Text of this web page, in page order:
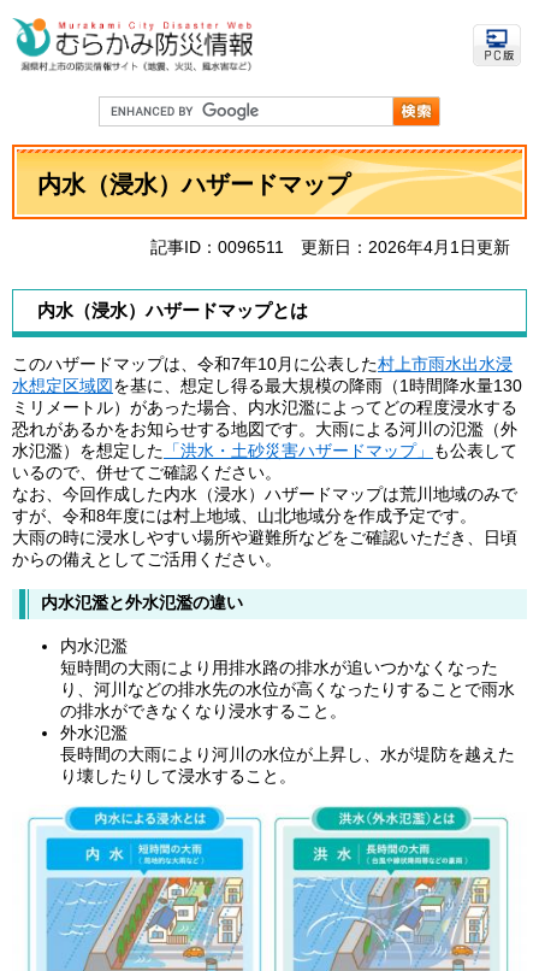
o
カ
ム
索
本
内水（浸水）ハザードマップ
記事ID：0096511 更新日：2026年4月1日更新
内水（浸水）ハザードマップとは
このハザードマップは、令和7年10月に公表した村上市雨水出水浸
水想定区域図を基に、想定し得る最大規模の降雨（1時間降水量130
ミリメートル）があった場合、内水氾濫によってどの程度浸水する
恐れがあるかをお知らせする地図です。大雨による河川の氾濫（外
水氾濫）を想定した 「洪水・土砂災害ハザードマップ」
も公表して
いるので、併せてご確認ください。
なお、今回作成した内水（浸水）ハザードマップは荒川地域のみで
すが、令和8年度には村上地域、山北地域分を作成予定です。
大雨の時に浸水しやすい場所や避難所などをご確認いただき、日頃
からの備えとしてご活用ください。
内水氾濫と外水氾濫の違い
内水氾濫
短時間の大雨により用排水路の排水が追いつかなくなった
り、河川などの排水先の水位が高くなったりすることで雨水
の排水ができなくなり浸水すること。
外水氾濫
長時間の大雨により河川の水位が上昇し、水が堤防を越えた
り壊したりして浸水すること。